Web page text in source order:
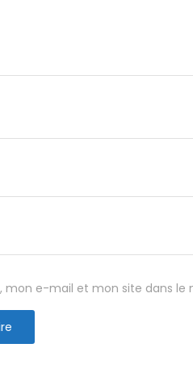
mon e-mail et mon site dans